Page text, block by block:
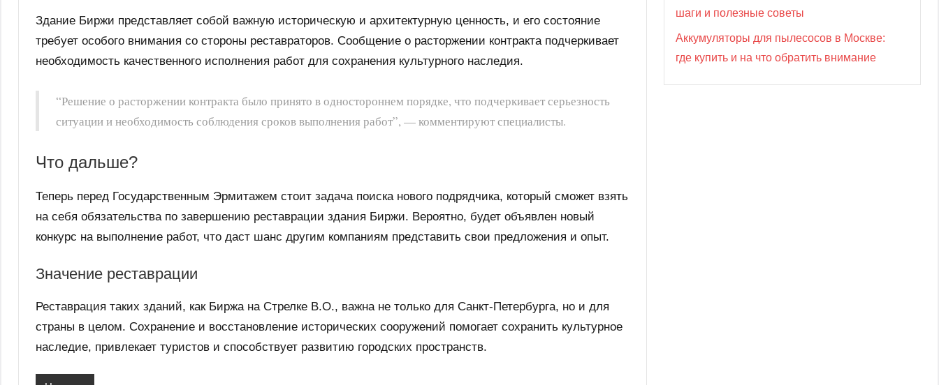
Здание Биржи представляет собой важную историческую и архитектурную ценность, и его состояние
требует особого внимания со стороны реставраторов. Сообщение о расторжении контракта подчеркивает
необходимость качественного исполнения работ для сохранения культурного наследия.
“Решение о расторжении контракта было принято в одностороннем порядке, что подчеркивает серьезность
ситуации и необходимость соблюдения сроков выполнения работ”, — комментируют специалисты.
Что дальше?
Теперь перед Государственным Эрмитажем стоит задача поиска нового подрядчика, который сможет взять
на себя обязательства по завершению реставрации здания Биржи. Вероятно, будет объявлен новый
конкурс на выполнение работ, что даст шанс другим компаниям представить свои предложения и опыт.
Значение реставрации
Реставрация таких зданий, как Биржа на Стрелке В.О., важна не только для Санкт-Петербурга, но и для
страны в целом. Сохранение и восстановление исторических сооружений помогает сохранить культурное
наследие, привлекает туристов и способствует развитию городских пространств.
шаги и полезные советы
Аккумуляторы для пылесосов в Москве:
где купить и на что обратить внимание